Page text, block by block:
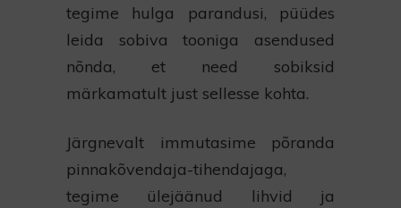
tegime hulga parandusi, püüdes
leida sobiva tooniga asendused
nõnda, et need sobiksid
märkamatult just sellesse kohta.
Järgnevalt immutasime põranda
pinnakõvendaja-tihendajaga,
tegime ülejäänud lihvid ja